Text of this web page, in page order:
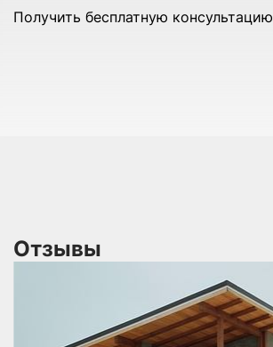
Получить бесплатную консультацию
Отзывы